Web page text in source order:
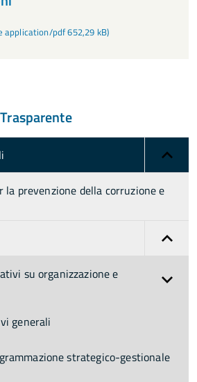
application/pdf 652,29 kB)
la prevenzione della corruzione e
su organizzazione e
generali
strategico-gestionale